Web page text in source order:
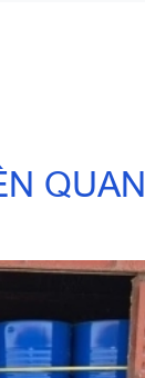
QUAN